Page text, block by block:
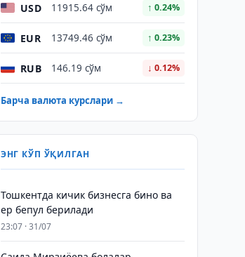
USD 11915.64 сўм ↑ 0.24%
EUR 13749.46 сўм ↑ 0.23%
RUB 146.19 сўм ↓ 0.12%
Барча валюта курслари →
ЭНГ КЎП ЎҚИЛГАН
Тошкентда кичик бизнесга бино ва
ер бепул берилади
23:07 · 31/07